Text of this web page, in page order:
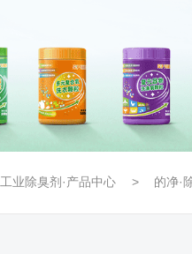
工业除臭剂·产品中心 的净·